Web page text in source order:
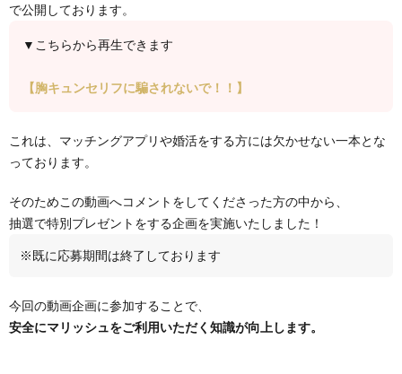
で公開しております。
▼こちらから再生できます
【胸キュンセリフに騙されないで！！】
これは、マッチングアプリや婚活をする方には欠かせない一本とな
っております。
そのためこの動画へコメントをしてくださった方の中から、
抽選で特別プレゼントをする企画を実施いたしました！
※既に応募期間は終了しております
今回の動画企画に参加することで、
安全にマリッシュをご利用いただく知識が向上します。